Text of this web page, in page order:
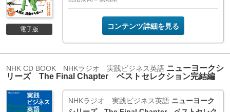
電子版 コンテンツ詳細を見る
NHK CD BOOK NHKラジオ 実践ビジネス英語 ニューヨークシ
リーズ The Final Chapter ベストセレクション完結編
NHKラジオ 実践ビジネス英語 ニューヨーク